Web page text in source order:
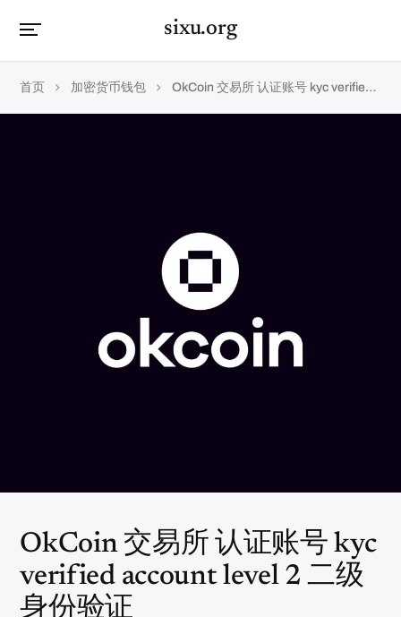
sixu.org
首页 加密货币钱包 OkCoin 交易所 认证账号 kyc verified account level 2 二级身份验证
OkCoin 交易所 认证账号 kyc
verified account level 2 二级
身份验证